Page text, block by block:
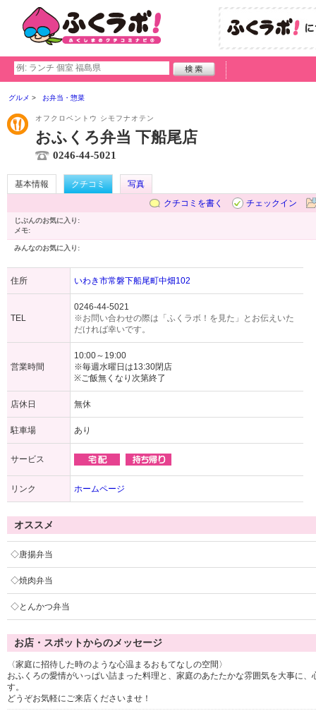
グルメ お弁当・惣菜
オフクロベントウ シモフナオテン
おふくろ弁当 下船尾店
0246-44-5021
基本情報 クチコミ
写真
クチコミを書く
チェックイン
じぶんのお気に入り:
メモ:
みんなのお気に入り:
住所 いわき市常磐下船尾町中畑102
TEL
0246-44-5021
※お問い合わせの際は「ふくラボ！を見た」とお伝えいた
だければ幸いです。
営業時間
10:00～19:00
※毎週水曜日は13:30閉店
※ご飯無くなり次第終了
店休日 無休
駐車場 あり
サービス
リンク ホームページ
オススメ
◇唐揚弁当
◇焼肉弁当
◇とんかつ弁当
お店・スポットからのメッセージ
〈家庭に招待した時のような心温まるおもてなしの空間〉
おふくろの愛情がいっぱい詰まった料理と、家庭のあたたかな雰囲気を大事に
す。
どうぞお気軽にご来店くださいませ！